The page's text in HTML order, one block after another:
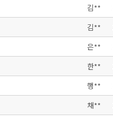
김**
김**
은**
한**
행**
채**